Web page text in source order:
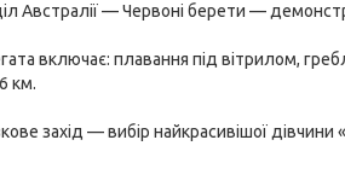
Австралії — Червоні берети —
включає: плавання під вітрилом,
км.
захід — вибір найкрасивішої дівчини